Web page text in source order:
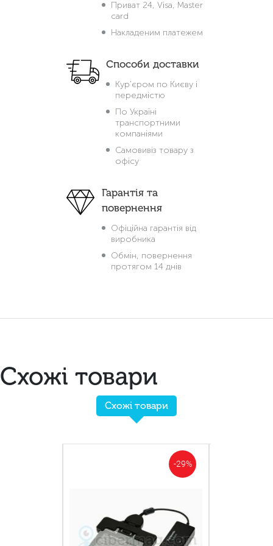
Приват 24, Visa, Master
card
Накладеним платежем
Способи доставки
Кур'єром по Києву і
передмістю
По Україні
транспортними
компаніями
Самовивіз товару з
офісу
Гарантія та
повернення
Офіційна гарантія від
виробника
Обмін, повернення
протягом 14 днів
Схожі товари
Схожі товари
-29%